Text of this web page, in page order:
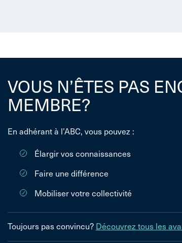
VOUS N’ÊTES PAS
MEMBRE?
En adhérant à l’ABC, vous pouvez :
Élargir vos connaissances
Faire une différence
Mobiliser votre collectivité
Toujours pas convincu? Découvrez tous les